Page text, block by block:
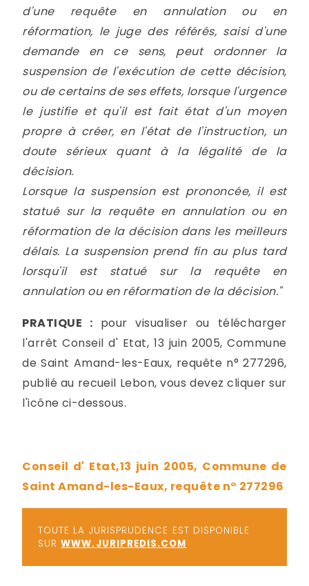
d'une requête en annulation ou en
réformation, le juge des référés, saisi d'une
demande en ce sens, peut ordonner la
suspension de l'exécution de cette décision,
ou de certains de ses effets, lorsque l'urgence
le justifie et qu'il est fait état d'un moyen
propre à créer, en l'état de l'instruction, un
doute sérieux quant à la légalité de la
décision.
Lorsque la suspension est prononcée, il est
statué sur la requête en annulation ou en
réformation de la décision dans les meilleurs
délais. La suspension prend fin au plus tard
lorsqu'il est statué sur la requête en
annulation ou en réformation de la décision."
PRATIQUE : pour visualiser ou télécharger
l'arrêt Conseil d' Etat, 13 juin 2005, Commune
de Saint Amand-les-Eaux, requête n° 277296,
publié au recueil Lebon, vous devez cliquer sur
l'icône ci-dessous.
Conseil d' Etat,13 juin 2005, Commune de
Saint Amand-les-Eaux, requête n° 277296
TOUTE LA JURISPRUDENCE EST DISPONIBLE
SURWWW.JURIPREDIS.COM